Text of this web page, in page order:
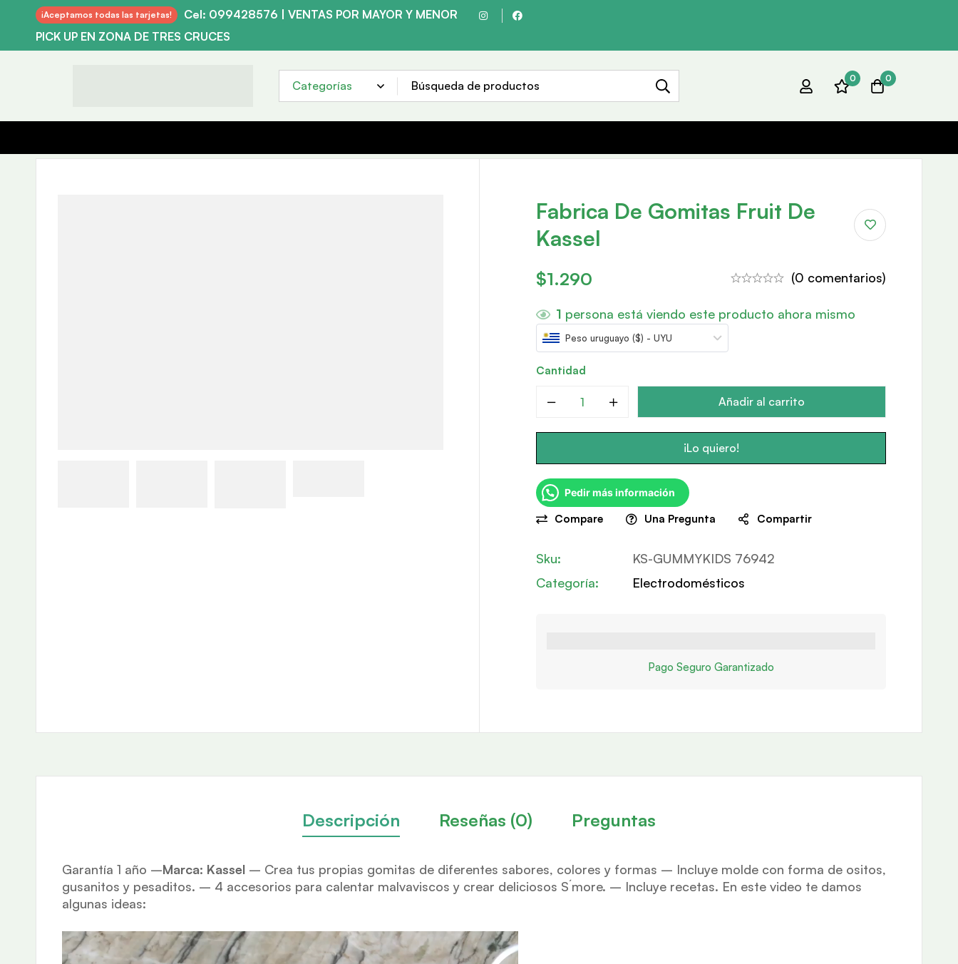
¡Aceptamos todas las tarjetas!
Cel: 099428576 | VENTAS POR MAYOR Y MENOR
PICK UP EN ZONA DE TRES CRUCES
0 0
Fabrica De Gomitas Fruit De
Kassel
$1.290 (0 comentarios)
1 persona está viendo este producto ahora mismo
Peso uruguayo ($) - UYU
Cantidad
Añadir al carrito
¡Lo quiero!
Pedir más información
Compare Una Pregunta Compartir
Sku:
KS-GUMMYKIDS 76942
Categoría:
Electrodomésticos
Pago Seguro Garantizado
Descripción Reseñas (0) Preguntas
Garantía 1 año –Marca: Kassel – Crea tus propias gomitas de diferentes sabores, colores y formas – Incluye molde con forma de ositos,
gusanitos y pesaditos. – 4 accesorios para calentar malvaviscos y crear deliciosos S´more. – Incluye recetas. En este video te damos
algunas ideas: